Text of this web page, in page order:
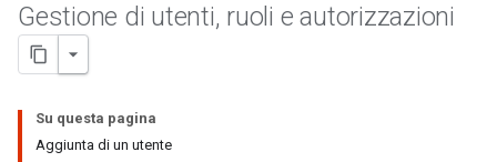
Gestione di utenti, ruoli e autorizzazioni
Su questa pagina
Aggiunta di un utente